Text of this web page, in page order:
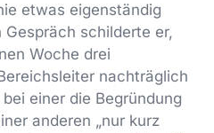
etwas eigenständig
schilderte er,
Woche drei
nachträglich
einer die Begründung
anderen „nur kurz